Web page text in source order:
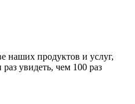
наших продуктов и услуг,
увидеть, чем 100 раз